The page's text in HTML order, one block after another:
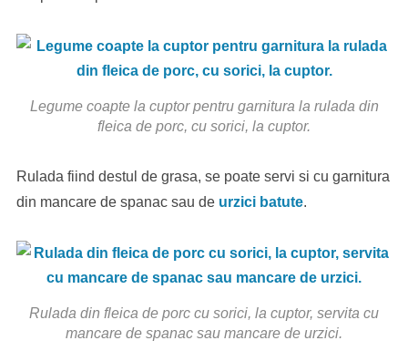
Legume coapte la cuptor pentru garnitura la rulada din
fleica de porc, cu sorici, la cuptor.
Rulada fiind destul de grasa, se poate servi si cu garnitura
din mancare de spanac sau de urzici batute.
Rulada din fleica de porc cu sorici, la cuptor, servita cu
mancare de spanac sau mancare de urzici.